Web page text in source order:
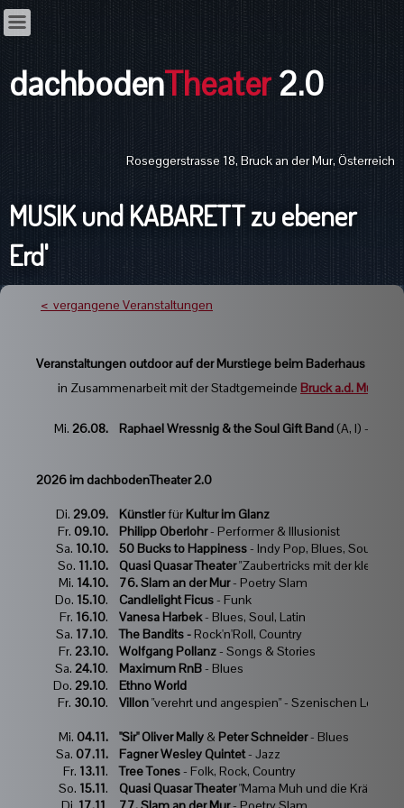
dachbodenTheater2.0
Roseggerstrasse 18, Bruck an der Mur, Österreich
MUSIK und KABARETT zu ebener
Erd'
< vergangene Veranstaltungen
Veranstaltungen outdoor auf der Murstiege beim Baderhaus
in Zusammenarbeit mit der Stadtgemeinde Bruck a.d. Mur
Mi. 26.08. Raphael Wressnig & the Soul Gift Band (A, I) -
2026 im dachbodenTheater 2.0
Di. 29.09. KünstlerfürKultur im Glanz
Fr. 09.10. Philipp Oberlohr- Performer & Illusionist
Sa. 10.10. 50 Bucks to Happiness- Indy Pop, Blues, Soul
So. 11.10. Quasi Quasar Theater"Zaubertricks mit der kleinen
Mi. 14.10. 76. Slam an der Mur- Poetry Slam
Do. 15.10. Candlelight Ficus- Funk
Fr. 16.10. Vanesa Harbek- Blues, Soul, Latin
Sa. 17.10. The Bandits -Rock'n'Roll, Country
Fr. 23.10. Wolfgang Pollanz- Songs & Stories
Sa. 24.10. Maximum RnB- Blues
Do. 29.10.
Ethno World
Fr. 30.10. Villon"verehrt und angespien" - Szenischen
Mi. 04.11. "Sir"Oliver Mally & Peter Schneider- Blues
Sa. 07.11. Fagner Wesley Quintet- Jazz
Fr. 13.11. Tree Tones- Folk, Rock, Country
So. 15.11. Quasi Quasar Theater"Mama Muh und die Krähe" -